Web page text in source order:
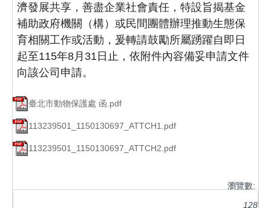
濟發展共享，善盡企業社會責任，特設旨揭基金
補助政府機關（構）或民間團體辦理推動生態保
育相關工作或活動，爰轉請鼓勵所屬踴躍自即日
起至115年8月31日止，依附件內容備妥申請文件
向該公司申請。
臺北市動物保護處 函.pdf
113239501_1150130697_ATTCH1.pdf
113239501_1150130697_ATTCH2.pdf
瀏覽數:
128